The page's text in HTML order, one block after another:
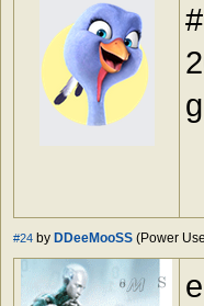
#24 by DDeeMooSS (Power